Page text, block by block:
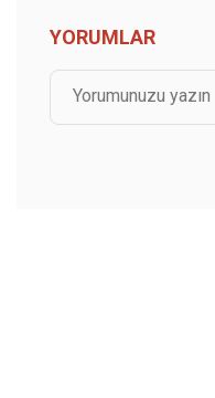
YORUMLAR